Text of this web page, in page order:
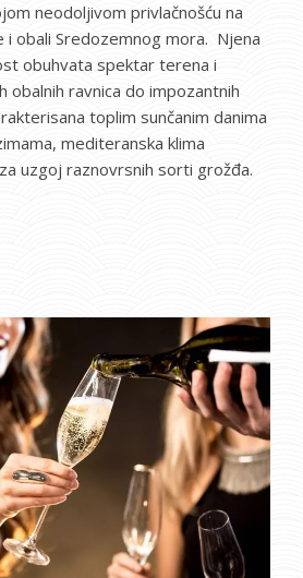
neodoljivom privlačnošću na
i obali Sredozemnog mora. Njena
obuhvata spektar terena i
obalnih ravnica do impozantnih
toplim sunčanim danima
mediteranska klima
uzgoj raznovrsnih sorti grožđa.